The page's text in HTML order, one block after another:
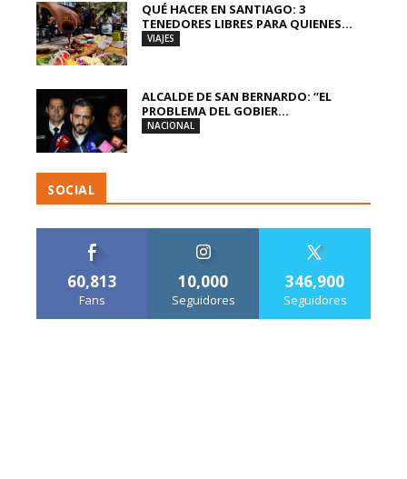
QUÉ HACER EN SANTIAGO: 3
TENEDORES LIBRES PARA QUIENES...
VIAJES
ALCALDE DE SAN BERNARDO: “EL
PROBLEMA DEL GOBIER...
NACIONAL
SOCIAL
60,813
Fans
10,000
Seguidores
346,900
Seguidores